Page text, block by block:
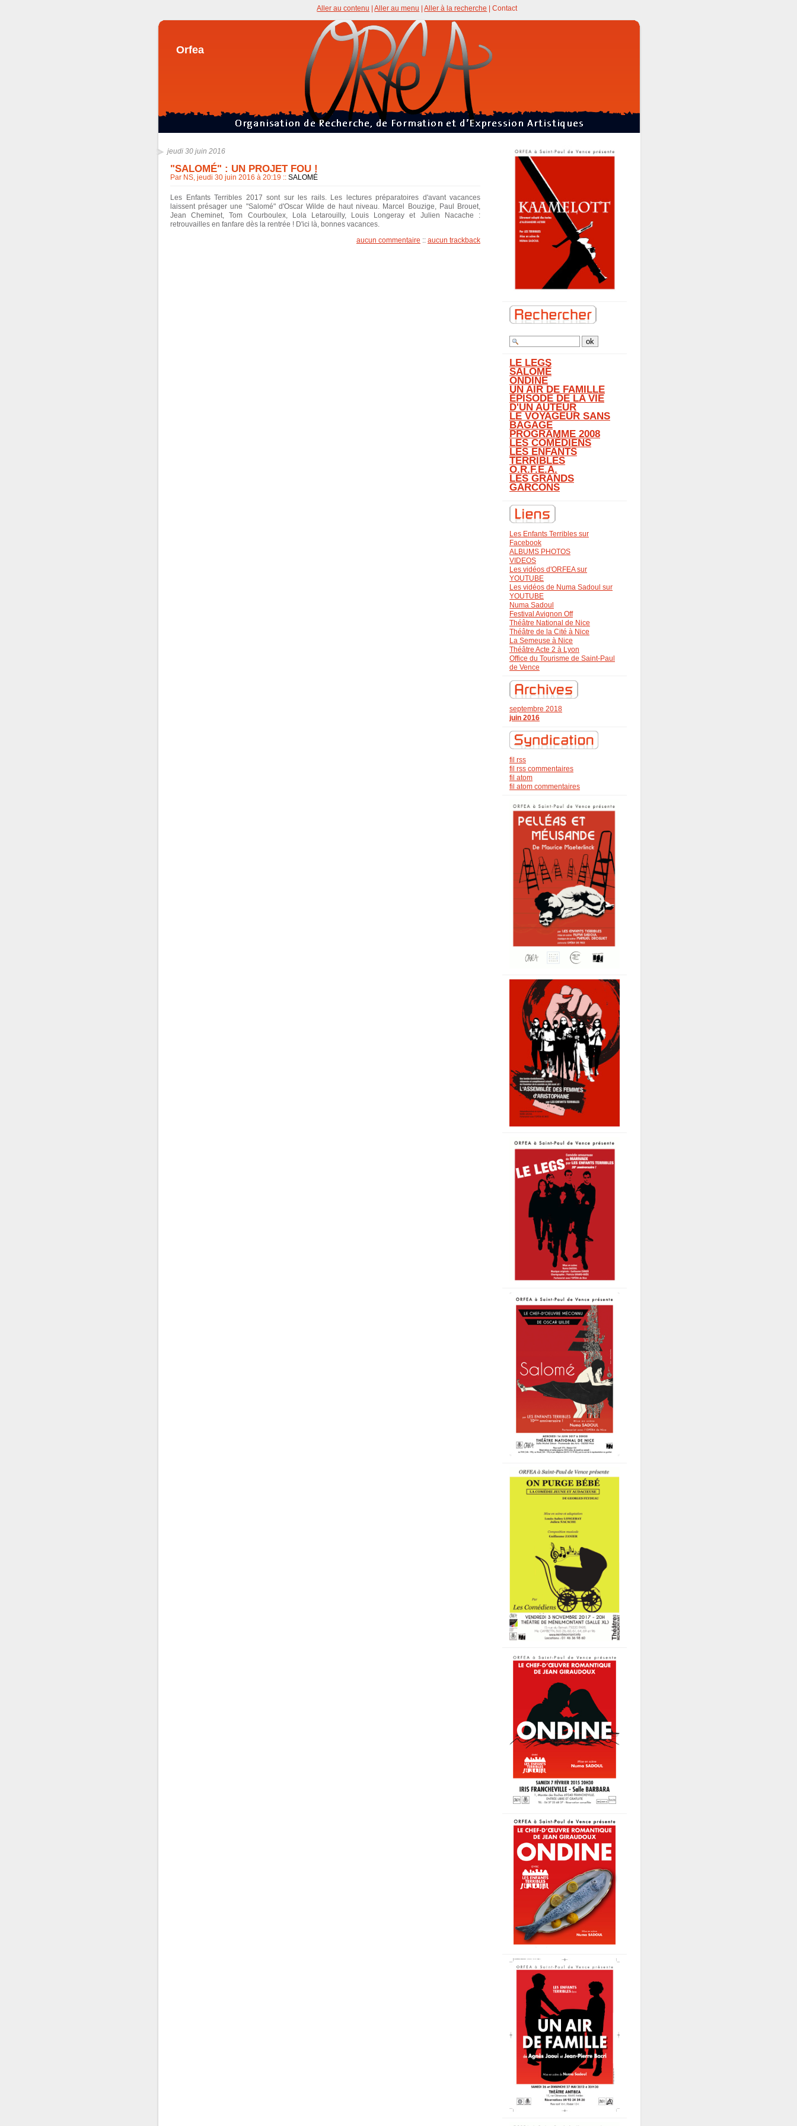
Orfea
Aller au contenu |Aller au menu |Aller à la recherche |Contact
jeudi 30 juin 2016
"SALOMÉ" : UN PROJET FOU !
Par NS, jeudi 30 juin 2016 à 20:19 :: SALOMÉ
Les Enfants Terribles 2017 sont sur les rails. Les lectures préparatoires d'avant vacances
laissent présager une "Salomé" d'Oscar Wilde de haut niveau. Marcel Bouzige, Paul Brouet,
Jean Cheminet, Tom Courboulex, Lola Letarouilly, Louis Longeray et Julien Nacache :
retrouvailles en fanfare dès la rentrée ! D'ici là, bonnes vacances.
aucun commentaire :: aucun trackback
LE LEGS
SALOMÉ
ONDINE
UN AIR DE FAMILLE
ÉPISODE DE LA VIE
D'UN AUTEUR
LE VOYAGEUR SANS
BAGAGE
PROGRAMME 2008
LES COMÉDIENS
LES ENFANTS
TERRIBLES
O.R.F.E.A.
LES GRANDS
GARCONS
Les Enfants Terribles sur
Facebook
ALBUMS PHOTOS
VIDEOS
Les vidéos d'ORFEA sur
YOUTUBE
Les vidéos de Numa Sadoul sur
YOUTUBE
Numa Sadoul
Festival Avignon Off
Théâtre National de Nice
Théâtre de la Cité à Nice
La Semeuse à Nice
Théâtre Acte 2 à Lyon
Office du Tourisme de Saint-Paul
de Vence
septembre 2018
juin 2016
fil rss
fil rss commentaires
fil atom
fil atom commentaires